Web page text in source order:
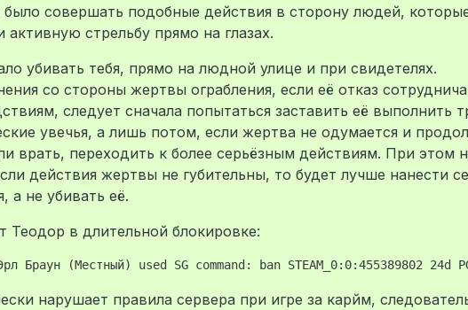
было совершать подобные действия в сторону людей,
активную стрельбу прямо на глазах.
убивать тебя, прямо на людной улице и при свидетелях.
со стороны жертвы ограбления, если её отказ
следует сначала попытаться заставить её выполнить
увечья, а лишь потом, если жертва не одумается и
врать, переходить к более серьёзным действиям. При этом
действия жертвы не губительны, то будет лучше нанести
а не убивать её.
в длительной блокировке:
нарушает правила сервера при игре за карйм,